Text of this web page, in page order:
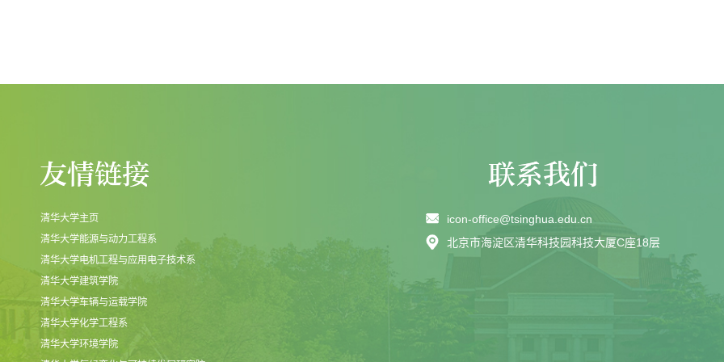
清华大学主页
清华大学能源与动力工程系
清华大学电机工程与应用电子技术系
清华大学建筑学院
清华大学车辆与运载学院
清华大学化学工程系
清华大学环境学院
icon-office@tsinghua.edu.cn
北京市海淀区清华科技园科技大厦C座18层